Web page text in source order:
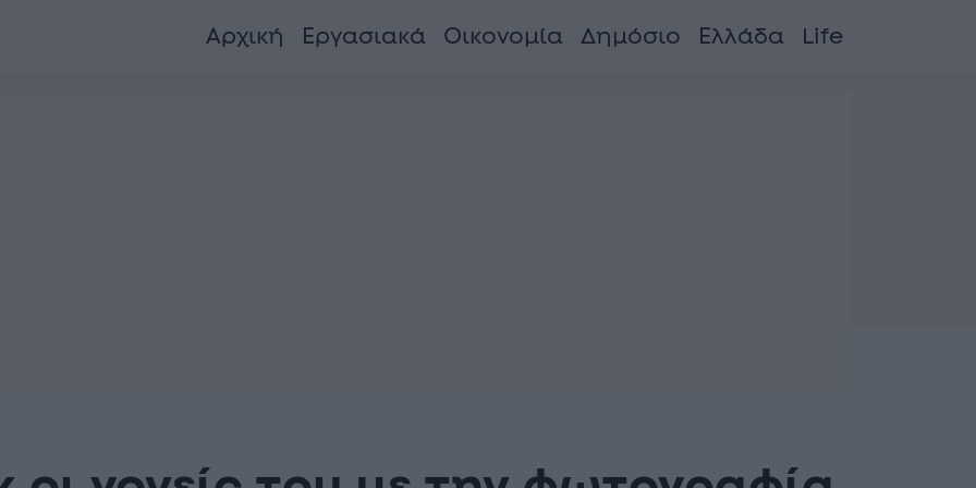
Αρχική
Εργασιακά Οικονομία Δημόσιο Ελλάδα Life